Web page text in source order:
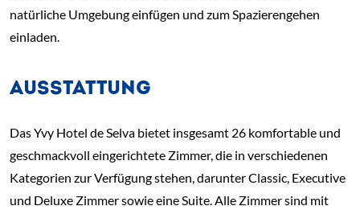
natürliche Umgebung einfügen und zum Spazierengehen
einladen.
AUSSTATTUNG
Das Yvy Hotel de Selva bietet insgesamt 26 komfortable und
geschmackvoll eingerichtete Zimmer, die in verschiedenen
Kategorien zur Verfügung stehen, darunter Classic, Executive
und Deluxe Zimmer sowie eine Suite. Alle Zimmer sind mit